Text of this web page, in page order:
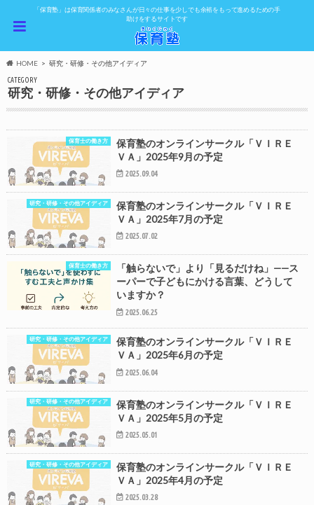
「保育塾」は保育関係者のみなさんが日々の仕事を少しでも余裕をもって進めるための手
助けをするサイトです
HOME 研究・研修・その他アイディア
CATEGORY
研究・研修・その他アイディア
保育士の働き方
保育塾のオンラインサークル「ＶＩＲＥ
ＶＡ」2025年9月の予定
2025.09.04
研究・研修・その他アイディア
保育塾のオンラインサークル「ＶＩＲＥ
ＶＡ」2025年7月の予定
2025.07.02
保育士の働き方
「触らないで」より「見るだけね」——ス
ーパーで子どもにかける言葉、どうして
いますか？
2025.06.25
研究・研修・その他アイディア
保育塾のオンラインサークル「ＶＩＲＥ
ＶＡ」2025年6月の予定
2025.06.04
研究・研修・その他アイディア
保育塾のオンラインサークル「ＶＩＲＥ
ＶＡ」2025年5月の予定
2025.05.01
研究・研修・その他アイディア
保育塾のオンラインサークル「ＶＩＲＥ
ＶＡ」2025年4月の予定
2025.03.28